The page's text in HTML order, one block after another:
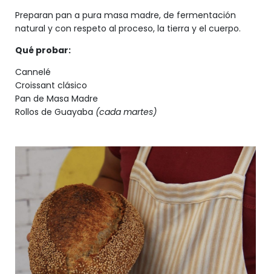
Preparan pan a pura masa madre, de fermentación
natural y con respeto al proceso, la tierra y el cuerpo.
Qué probar:
Cannelé
Croissant clásico
Pan de Masa Madre
Rollos de Guayaba (cada martes)